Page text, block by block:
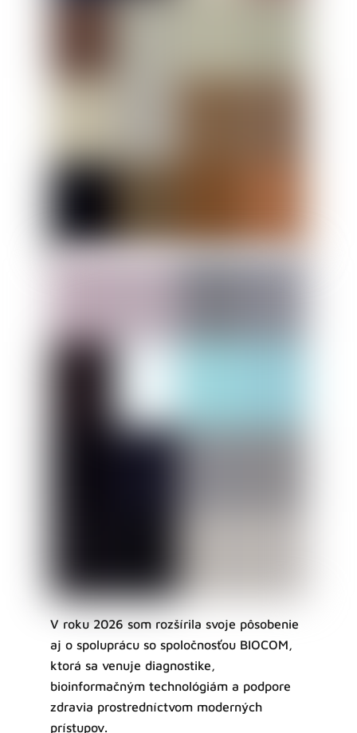
V roku 2026 som rozšírila svoje pôsobenie
aj o spoluprácu so spoločnosťou BIOCOM,
ktorá sa venuje diagnostike,
bioinformačným technológiám a podpore
zdravia prostredníctvom moderných
prístupov.